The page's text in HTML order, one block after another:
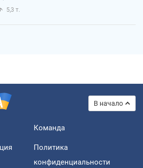
5,3 т.
В начало
Команда
Политика
конфиденциальности